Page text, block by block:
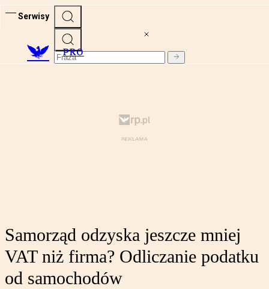
Serwisy
PRO
Samorząd odzyska jeszcze mniej
VAT niż firma? Odliczanie podatku
od samochodów